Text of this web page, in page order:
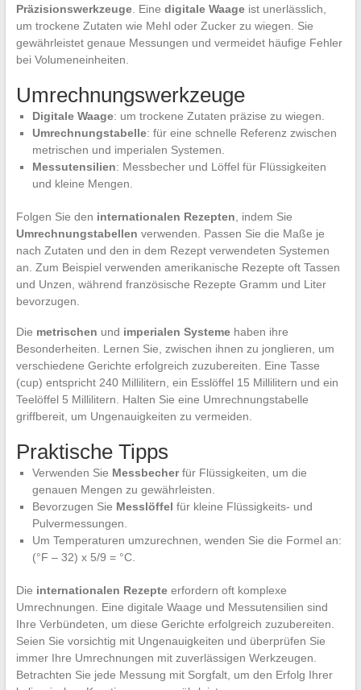
Präzisionswerkzeuge. Eine digitale Waageist unerlässlich,
um trockene Zutaten wie Mehl oder Zucker zu wiegen. Sie
gewährleistet genaue Messungen und vermeidet häufige Fehler
bei Volumeneinheiten.
Umrechnungswerkzeuge
Digitale Waage: um trockene Zutaten präzise zu wiegen.
Umrechnungstabelle: für eine schnelle Referenz zwischen
metrischen und imperialen Systemen.
Messutensilien: Messbecher und Löffel für Flüssigkeiten
und kleine Mengen.
Folgen Sie den internationalen Rezepten , indem Sie
Umrechnungstabellen verwenden. Passen Sie die Maße je
nach Zutaten und den in dem Rezept verwendeten Systemen
an. Zum Beispiel verwenden amerikanische Rezepte oft Tassen
und Unzen, während französische Rezepte Gramm und Liter
bevorzugen.
Die metrischen und imperialen Systemehaben ihre
Besonderheiten. Lernen Sie, zwischen ihnen zu jonglieren, um
verschiedene Gerichte erfolgreich zuzubereiten. Eine Tasse
(cup) entspricht 240 Millilitern, ein Esslöffel 15 Millilitern und ein
Teelöffel 5 Millilitern. Halten Sie eine Umrechnungstabelle
griffbereit, um Ungenauigkeiten zu vermeiden.
Praktische Tipps
Verwenden Sie Messbecherfür Flüssigkeiten, um die
genauen Mengen zu gewährleisten.
Bevorzugen Sie Messlöffel für kleine Flüssigkeits- und
Pulvermessungen.
Um Temperaturen umzurechnen, wenden Sie die Formel an:
(°F – 32) x 5/9 = °C.
Die internationalen Rezepteerfordern oft komplexe
Umrechnungen. Eine digitale Waage und Messutensilien sind
Ihre Verbündeten, um diese Gerichte erfolgreich zuzubereiten.
Seien Sie vorsichtig mit Ungenauigkeiten und überprüfen Sie
immer Ihre Umrechnungen mit zuverlässigen Werkzeugen.
Betrachten Sie jede Messung mit Sorgfalt, um den Erfolg Ihrer